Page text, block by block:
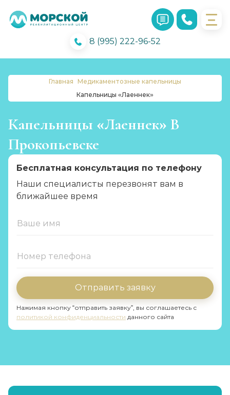
8 (995) 222-96-52
Главная Медикаментозные капельницы
Капельницы «Лаеннек»
Капельницы «Лаеннек» В
Прокопьевске
Бесплатная консультация по телефону
Наши специалисты перезвонят вам в
ближайшее время
Отправить заявку
Нажимая кнопку “отправить заявку”, вы соглашаетесь с
политикой конфиденциальности данного сайта